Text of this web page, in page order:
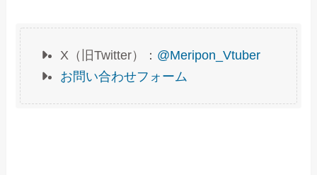
X（旧Twitter）： @Meripon_Vtuber
お問い合わせフォーム